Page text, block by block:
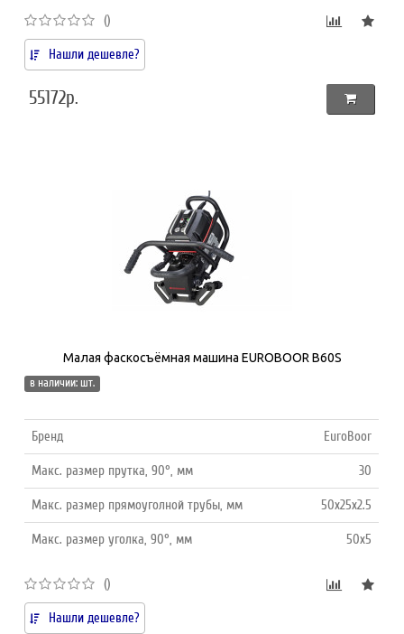
()
Нашли дешевле?
55172р.
Малая фаскосъёмная машина EUROBOOR B60S
в наличии: шт.
Бренд EuroBoor
Макс. размер прутка, 90°, мм 30
Макс. размер прямоуголной трубы, мм 50x25x2.5
Макс. размер уголка, 90°, мм 50x5
()
Нашли дешевле?